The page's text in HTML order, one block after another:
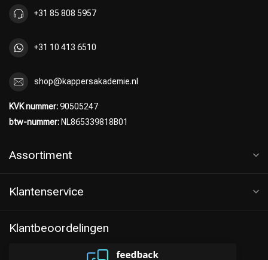
+31 85 808 5957
+31 10 413 6510
shop@kappersakademie.nl
KVK nummer:90505247
btw-nummer: NL865339818B01
Assortiment
Klantenservice
Klantbeoordelingen